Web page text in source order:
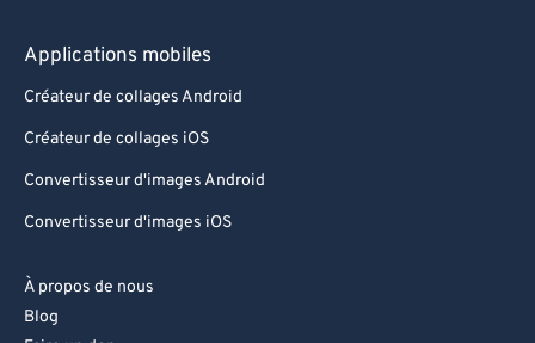
Applications mobiles
Créateur de collages Android
Créateur de collages iOS
Convertisseur d'images Android
Convertisseur d'images iOS
À propos de nous
Blog